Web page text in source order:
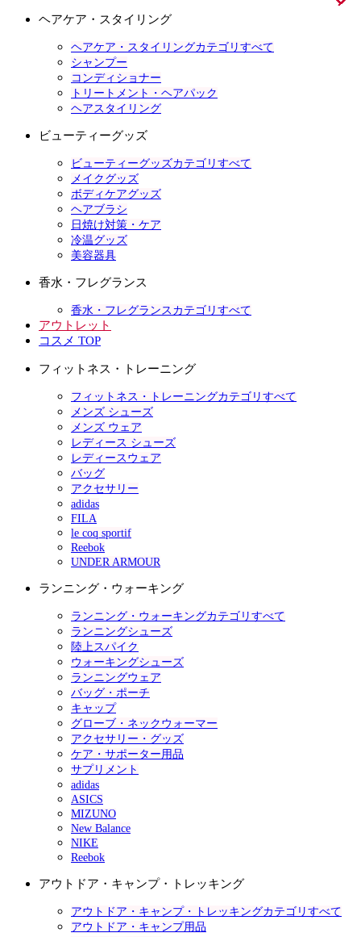
ヘアケア・スタイリング
ヘアケア・スタイリングカテゴリすべて
シャンプー
コンディショナー
トリートメント・ヘアパック
ヘアスタイリング
ビューティーグッズ
ビューティーグッズカテゴリすべて
メイクグッズ
ボディケアグッズ
ヘアブラシ
日焼け対策・ケア
冷温グッズ
美容器具
香水・フレグランス
香水・フレグランスカテゴリすべて
アウトレット
コスメ TOP
フィットネス・トレーニング
フィットネス・トレーニングカテゴリすべて
メンズ シューズ
メンズ ウェア
レディース シューズ
レディースウェア
バッグ
アクセサリー
adidas
FILA
le coq sportif
Reebok
UNDER ARMOUR
ランニング・ウォーキング
ランニング・ウォーキングカテゴリすべて
ランニングシューズ
陸上スパイク
ウォーキングシューズ
ランニングウェア
バッグ・ポーチ
キャップ
グローブ・ネックウォーマー
アクセサリー・グッズ
ケア・サポーター用品
サプリメント
adidas
ASICS
MIZUNO
New Balance
NIKE
Reebok
アウトドア・キャンプ・トレッキング
アウトドア・キャンプ・トレッキングカテゴリすべて
アウトドア・キャンプ用品